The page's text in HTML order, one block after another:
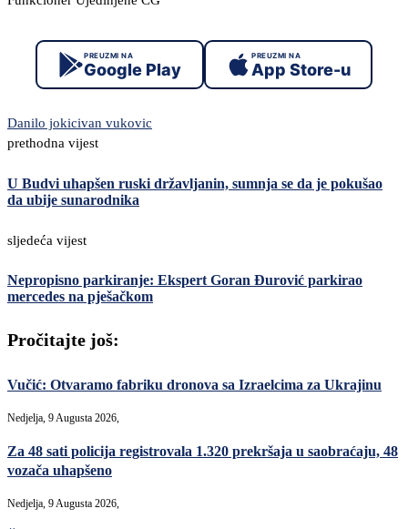
PREUZMI NA
Google Play
PREUZMI NA
App Store-u
Danilo jokicivan vukovic
prethodna vijest
U Budvi uhapšen ruski državljanin, sumnja se da je pokušao
da ubije sunarodnika
sljedeća vijest
Nepropisno parkiranje: Ekspert Goran Đurović parkirao
mercedes na pješačkom
Pročitajte još:
Vučić: Otvaramo fabriku dronova sa Izraelcima za Ukrajinu
Nedjelja, 9 Augusta 2026,
Za 48 sati policija registrovala 1.320 prekršaja u saobraćaju, 48
vozača uhapšeno
Nedjelja, 9 Augusta 2026,